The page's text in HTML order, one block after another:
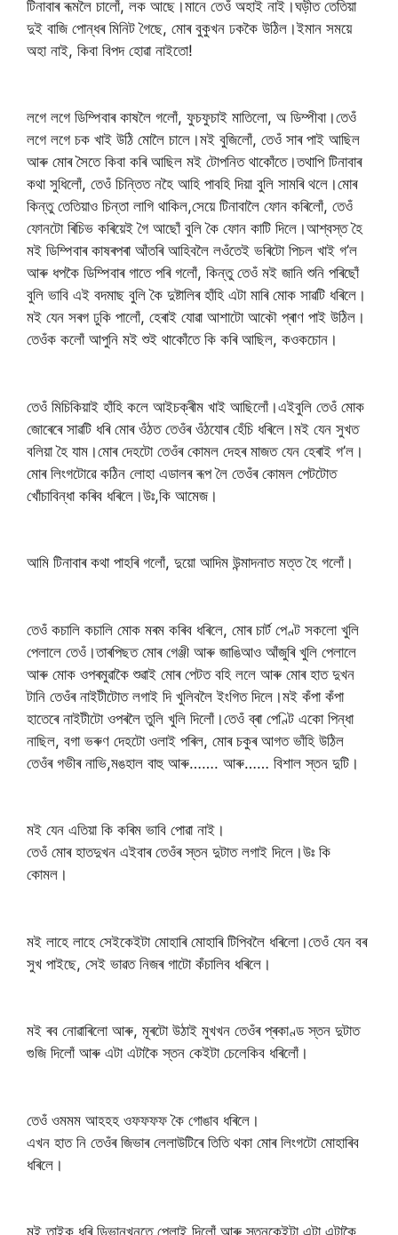
টিনাবাৰ ৰূমলৈ চালোঁ, লক আছে।মানে তেওঁ অহাই নাই।ঘড়ীত তেতিয়া
দুই বাজি পোন্ধৰ মিনিট গৈছে, মোৰ বুকুখন ঢককৈ উঠিল।ইমান সময়ে
অহা নাই, কিবা বিপদ হোৱা নাইতো!
লগে লগে ডিম্পিবাৰ কাষলৈ গলোঁ, ফুচফুচাই মাতিলো, অ ডিম্পীবা।তেওঁ
লগে লগে চক খাই উঠি মোলৈ চালে।মই বুজিলোঁ, তেওঁ সাৰ পাই আছিল
আৰু মোৰ সৈতে কিবা কৰি আছিল মই টোপনিত থাকোঁতে।তথাপি টিনাবাৰ
কথা সুধিলোঁ, তেওঁ চিন্তিত নহৈ আহি পাবহি দিয়া বুলি সামৰি থলে‌।মোৰ
কিন্তু তেতিয়াও চিন্তা লাগি থাকিল,সেয়ে টিনাবালৈ ফোন কৰিলোঁ, তেওঁ
ফোনটো ৰিচিভ কৰিয়েই গৈ আছোঁ বুলি কৈ ফোন কাটি দিলে।আশ্বস্ত হৈ
মই ডিম্পিবাৰ কাষৰপৰা আঁতৰি আহিবলৈ লওঁতেই ভৰিটো পিচল খাই গ’ল
আৰু ধপকৈ ডিম্পিবাৰ গাতে পৰি গলোঁ, কিন্তু তেওঁ মই জানি শুনি পৰিছোঁ
বুলি ভাবি এই বদমাছ বুলি কৈ দুষ্টালিৰ হাঁহি এটা মাৰি মোক সাৱটি ধৰিলে।
মই যেন সৰগ ঢুকি পালোঁ, হেৰাই যোৱা আশাটো আকৌ প্ৰাণ পাই উঠিল।
তেওঁক কলোঁ আপুনি মই শুই থাকোঁতে কি কৰি আছিল, কওকচোন।
তেওঁ মিচিকিয়াই হাঁহি কলে আইচক্ৰীম খাই আছিলোঁ।এইবুলি তেওঁ মোক
জোৰেৰে সাৱটি ধৰি মোৰ ওঁঠত তেওঁৰ ওঁঠযোৰ হেঁচি ধৰিলে।মই যেন সুখত
বলিয়া হৈ যাম।মোৰ দেহটো তেওঁৰ কোমল দেহৰ মাজত যেন হেৰাই গ’ল।
মোৰ লিংগটোৱে কঠিন লোহা এডালৰ ৰূপ লৈ তেওঁৰ কোমল পেটটোত
খোঁচাবিন্ধা কৰিব ধৰিলে।উঃ,কি আমেজ।
আমি টিনাবাৰ কথা পাহৰি গলোঁ, দুয়ো আদিম উন্মাদনাত মত্ত হৈ গলোঁ।
তেওঁ কচালি কচালি মোক মৰম কৰিব ধৰিলে, মোৰ চাৰ্ট পেণ্ট সকলো খুলি
পেলালে তেওঁ।তাৰপিছত মোৰ গেঞ্জী আৰু জাঙিআও আঁজুৰি খুলি পেলালে
আৰু মোক ওপৰমুৱাকৈ শুৱাই মোৰ পেটত বহি ললে আৰু মোৰ হাত দুখন
টানি তেওঁৰ নাইটীটোত লগাই দি খুলিবলৈ ইংগিত দিলে।মই কঁপা কঁপা
হাতেৰে নাইটীটো ওপৰলৈ তুলি খুলি দিলোঁ।তেওঁ ব্ৰা পেণ্টি একো পিন্ধা
নাছিল, বগা ভৰুণ দেহটো ওলাই পৰিল, মোৰ চকুৰ আগত ভাঁহি উঠিল
তেওঁৰ গভীৰ নাভি,মঙহাল বাহু আৰু……. আৰু…… বিশাল স্তন দুটি।
মই যেন এতিয়া কি কৰিম ভাবি পোৱা নাই।
তেওঁ মোৰ হাতদুখন এইবাৰ তেওঁৰ স্তন দুটাত লগাই দিলে।উঃ কি
কোমল।
মই লাহে লাহে সেইকেইটা মোহাৰি মোহাৰি টিপিবলৈ ধৰিলো।তেওঁ যেন বৰ
সুখ পাইছে, সেই ভাৱত নিজৰ গাটো কঁচালিব ধৰিলে।
মই ৰব নোৱাৰিলো আৰু, মূৰটো উঠাই মুখখন তেওঁৰ প্ৰকাণ্ড স্তন দুটাত
গুজি দিলোঁ আৰু এটা এটাকৈ স্তন কেইটা চেলেকিব ধৰিলোঁ।
তেওঁ ওমমম আহহহ ওফফফফ কৈ গোঙাব ধৰিলে।
এখন হাত নি তেওঁৰ জিভাৰ লেলাউটিৰে তিতি থকা মোৰ লিংগটো মোহাৰিব
ধৰিলে।